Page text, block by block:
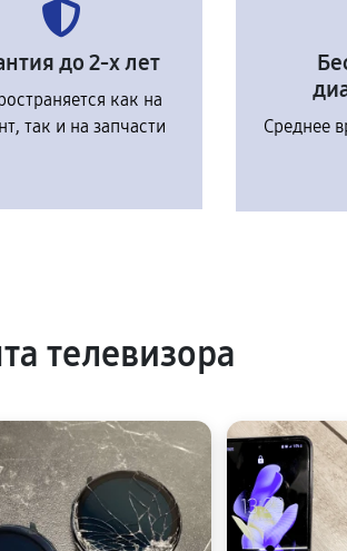
до 2-х лет
как на
так и на запчасти
Среднее
телевизора